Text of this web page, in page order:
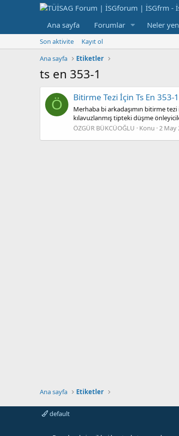
Ana sayfa Forumlar Neler
Son aktivite
Kayıt ol
Ana sayfa
Etiketler
ts en 353-1
Ö Bitirme Tezi İçin Ts En 353-
Merhaba bi arkadaşımın bitirme
kılavuzlanmış tipteki düşme
ÖZGÜR BÜKCÜOĞLU
Konu 2 May
Ana sayfa Etiketler
default